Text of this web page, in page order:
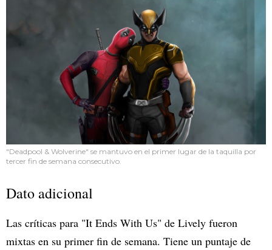
"Deadpool & Wolverine" se mantuvo en el primer lugar de la taquilla por
tercer fin de semana consecutivo.
Dato adicional
Las críticas para "It Ends With Us" de Lively fueron
mixtas en su primer fin de semana. Tiene un puntaje de